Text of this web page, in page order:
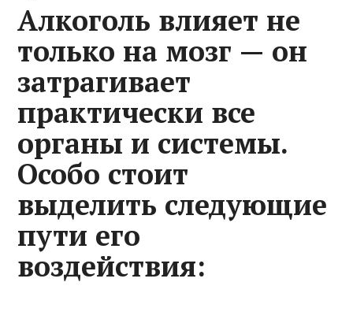
Алкоголь влияет не
только на мозг — он
затрагивает
практически все
органы и системы.
Особо стоит
выделить следующие
пути его
воздействия: